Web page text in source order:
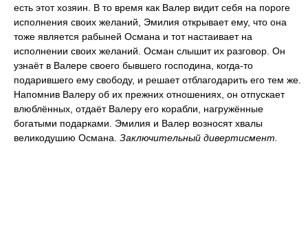
есть этот хозяин. В то время как Валер видит себя на пороге
исполнения своих желаний, Эмилия открывает ему, что она
тоже является рабыней Османа и тот настаивает на
исполнении своих желаний. Осман слышит их разговор. Он
узнаёт в Валере своего бывшего господина, когда-то
подарившего ему свободу, и решает отблагодарить его тем же.
Напомнив Валеру об их прежних отношениях, он отпускает
влюблённых, отдаёт Валеру его корабли, нагружённые
богатыми подарками. Эмилия и Валер возносят хвалы
великодушию Османа. Заключительный дивертисмент.